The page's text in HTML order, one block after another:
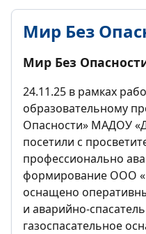
Мир Без
Мир Без
24.11.25 в рамках
образовательному
Опасности» МАДОУ
посетили с
профессионально
формирование ООО
оснащено
и аварийно-
газоспасательное